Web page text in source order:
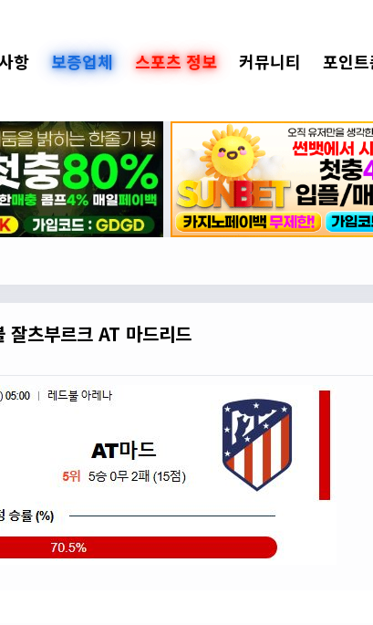
항 보증업체 스포츠 정보 커뮤니티 포인
츠부르크 AT 마드리드